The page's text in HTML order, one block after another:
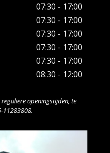
07:30 - 17:00
07:30 - 17:00
07:30 - 17:00
07:30 - 17:00
07:30 - 17:00
08:30 - 12:00
openingstijden, te
11283808.